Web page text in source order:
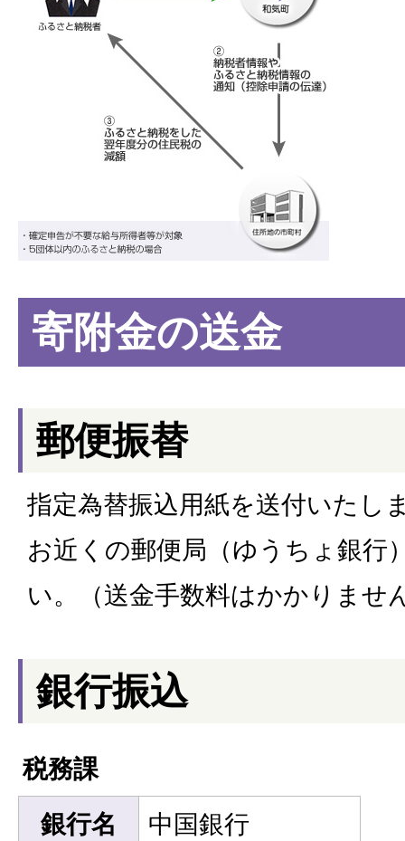
寄附金の送金
郵便振替
指定為替振込用紙を送付いたし
お近くの郵便局（ゆうちょ銀行
い。（送金手数料はかかりませ
銀行振込
税務課
銀行名
中国銀行